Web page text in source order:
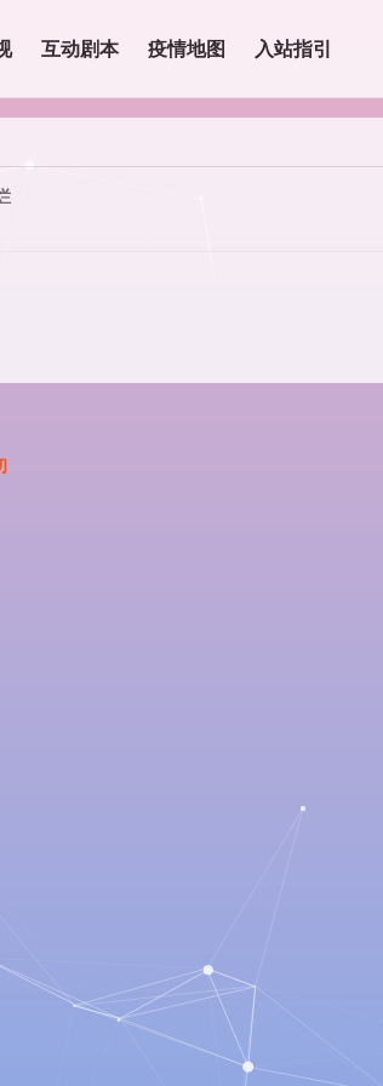
互动剧本 疫情地图 入站指引